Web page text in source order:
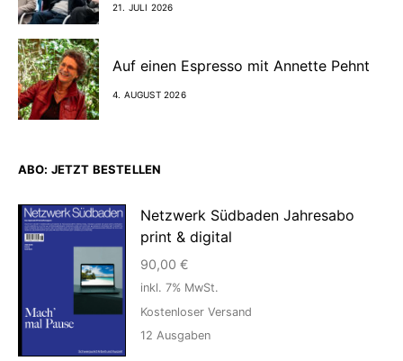
21. JULI 2026
Auf einen Espresso mit Annette Pehnt
4. AUGUST 2026
ABO: JETZT BESTELLEN
Netzwerk Südbaden Jahresabo
print & digital
90,00 €
inkl. 7% MwSt.
Kostenloser Versand
12 Ausgaben